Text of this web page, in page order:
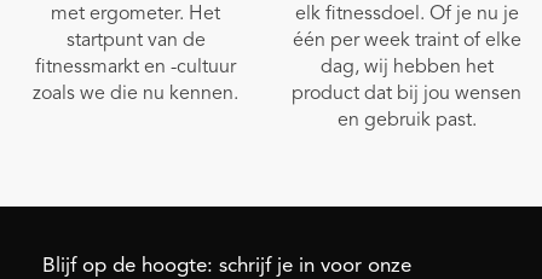
met ergometer. Het
startpunt van de
fitnessmarkt en -cultuur
zoals we die nu kennen.
elk fitnessdoel. Of je nu je
één per week traint of elke
dag, wij hebben het
product dat bij jou wensen
en gebruik past.
Blijf op de hoogte: schrijf je in voor onze